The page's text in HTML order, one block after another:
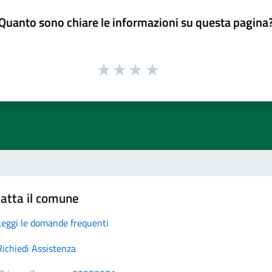
sono chiare le informazioni su questa
il comune
le domande frequenti
Assistenza